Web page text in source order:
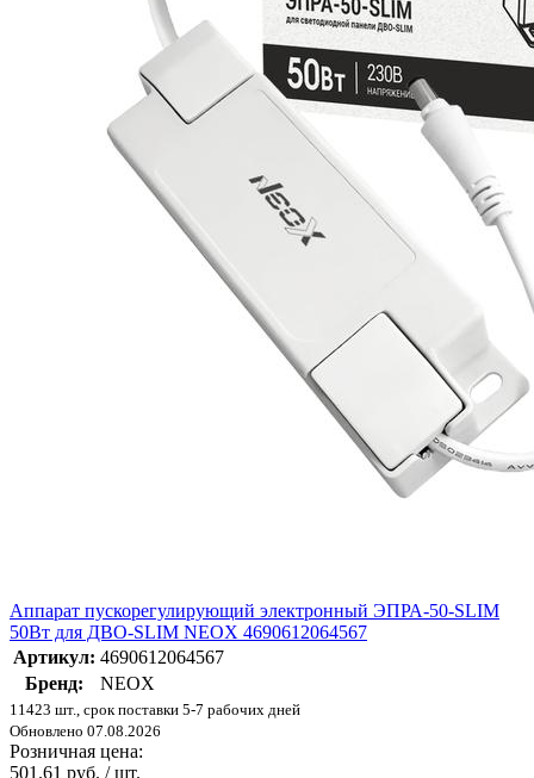
Аппарат пускорегулирующий электронный ЭПРА-50-SLIM
50Вт для ДВО-SLIM NEOX 4690612064567
Артикул: 4690612064567
Бренд:
NEOX
11423 шт., срок поставки 5-7 рабочих дней
Обновлено 07.08.2026
Розничная цена:
501.61 руб. / шт.